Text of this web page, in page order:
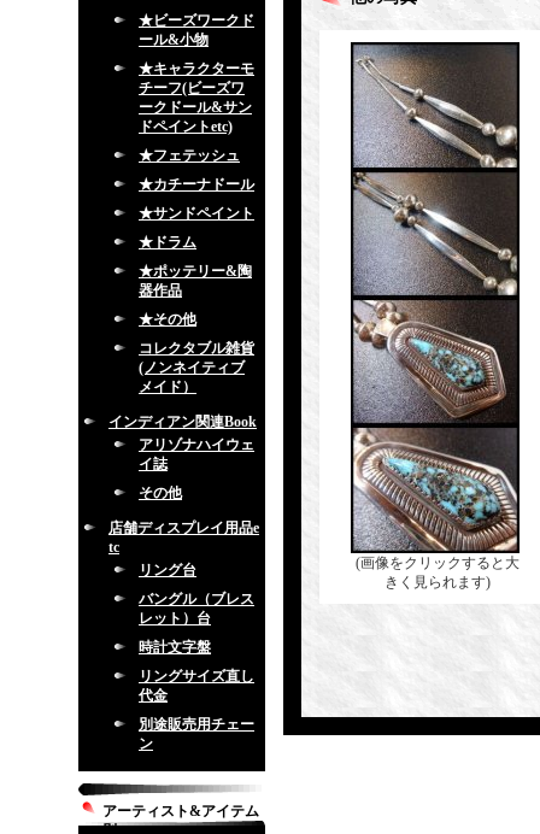
★ビーズワークド
ール&小物
★キャラクターモ
チーフ(ビーズワ
ークドール&サン
ドペイントetc)
★フェテッシュ
★カチーナドール
★サンドペイント
★ドラム
★ポッテリー&陶
器作品
★その他
コレクタブル雑貨
(ノンネイティブ
メイド）
インディアン関連Book
アリゾナハイウェ
イ誌
その他
店舗ディスプレイ用品e
tc
リング台
バングル（ブレス
レット）台
時計文字盤
リングサイズ直し
代金
別途販売用チェー
ン
アーティスト&アイテム
別
(画像をクリックすると大
きく見られます)